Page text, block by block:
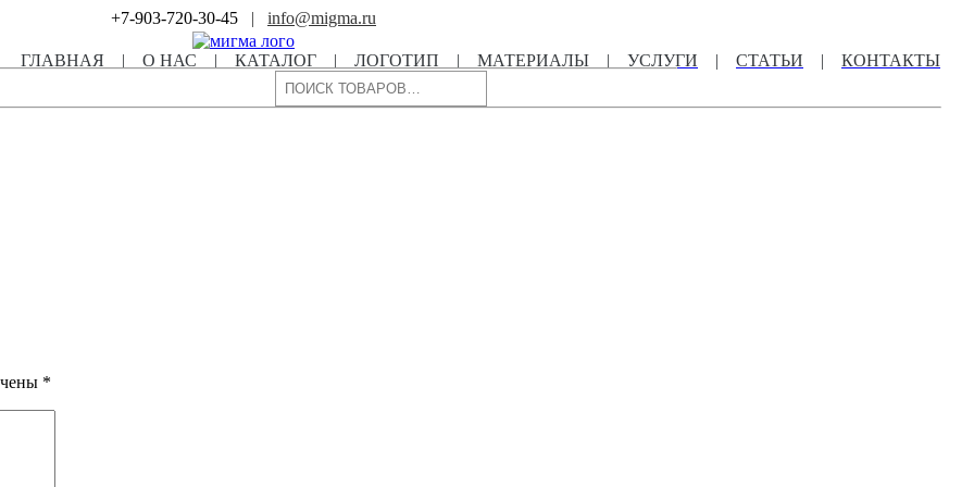
+7-903-720-30-45 | info@migma.ru
ГЛАВНАЯ | О НАС | КАТАЛОГ | ЛОГОТИП | МАТЕРИАЛЫ | УСЛУГИ | СТАТЬИ |
КОНТАКТЫ
Поиск
*